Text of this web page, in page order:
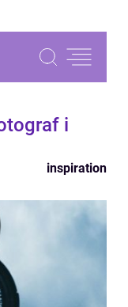
i
inspiration